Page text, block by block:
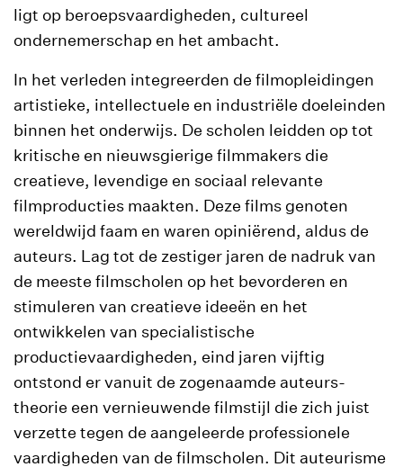
ligt op beroepsvaardigheden, cultureel
ondernemerschap en het ambacht.
In het verleden integreerden de filmopleidingen
artistieke, intellectuele en industriële doeleinden
binnen het onderwijs. De scholen leidden op tot
kritische en nieuwsgierige filmmakers die
creatieve, levendige en sociaal relevante
filmproducties maakten. Deze films genoten
wereldwijd faam en waren opiniërend, aldus de
auteurs. Lag tot de zestiger jaren de nadruk van
de meeste filmscholen op het bevorderen en
stimuleren van creatieve ideeën en het
ontwikkelen van specialistische
productievaardigheden, eind jaren vijftig
ontstond er vanuit de zogenaamde auteurs-
theorie een vernieuwende filmstijl die zich juist
verzette tegen de aangeleerde professionele
vaardigheden van de filmscholen. Dit auteurisme